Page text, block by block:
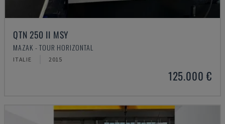
QTN 250 II MSY
MAZAK - TOUR HORIZONTAL
ITALIE 2015
125.000 €